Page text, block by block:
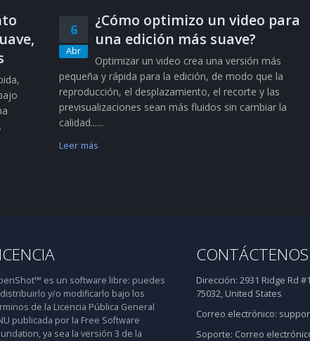
6
Abr
¿Cómo optimizo un video para
una edición más suave?
Optimizar un video crea una versión más
pequeña y rápida para la edición, de modo que la
reproducción, el desplazamiento, el recorte y las
previsualizaciones sean más fluidos sin cambiar la
calidad......
Leer más
es un software libre: puedes
y/o modificarlo bajo los
de la Licencia Pública General
publicada por la Free Software
ya sea la versión 3 de la
CONTÁCTENOS
Dirección: 2931 Ridge Rd
75032, United States
Correo electrónico:
Soporte: Correo